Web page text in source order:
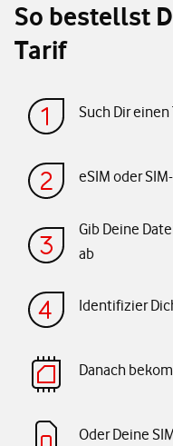
So bestellst
Tarif
Such Dir einen
eSIM oder
Gib Deine
ab
Identifizier
Danach
Oder Deine